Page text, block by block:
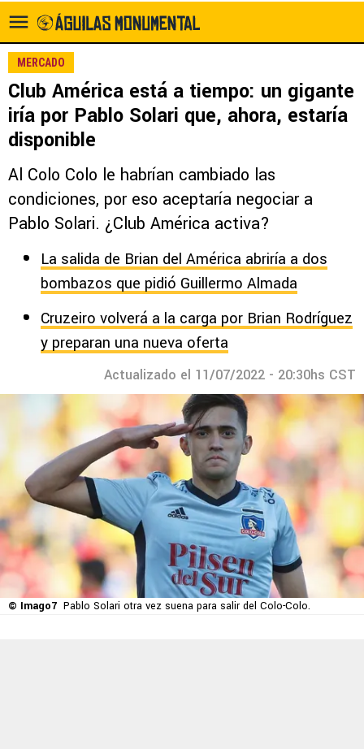
MERCADO
Club América está a tiempo: un gigante
iría por Pablo Solari que, ahora, estaría
disponible
Al Colo Colo le habrían cambiado las
condiciones, por eso aceptaría negociar a
Pablo Solari. ¿Club América activa?
La salida de Brian del América abriría a dos
bombazos que pidió Guillermo Almada
Cruzeiro volverá a la carga por Brian Rodríguez
y preparan una nueva oferta
Actualizado el 11/07/2022 - 20:30hs CST
© Imago7 Pablo Solari otra vez suena para salir del Colo-Colo.